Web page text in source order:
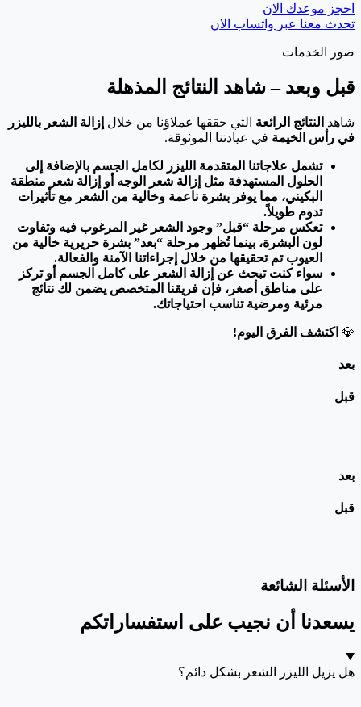
احجز موعدك الان
تحدث معنا عبر واتساب الان
صور الخدمات
قبل وبعد – شاهد النتائج المذهلة
شاهد النتائج الرائعة التي حققها عملاؤنا من خلال إزالة الشعر بالليزر
في رأس الخيمة في عيادتنا الموثوقة.
تشمل علاجاتنا المتقدمة الليزر لكامل الجسم بالإضافة إلى
الحلول المستهدفة مثل إزالة شعر الوجه أو إزالة شعر منطقة
البكيني، مما يوفر بشرة ناعمة وخالية من الشعر مع تأثيرات
تدوم طويلاً.
تعكس مرحلة “قبل” وجود الشعر غير المرغوب فيه وتفاوت
لون البشرة، بينما تُظهر مرحلة “بعد” بشرة حريرية خالية من
العيوب تم تحقيقها من خلال إجراءاتنا الآمنة والفعالة.
سواء كنت تبحث عن إزالة الشعر على كامل الجسم أو تركز
على مناطق أصغر، فإن فريقنا المتخصص يضمن لك نتائج
مرئية ومرضية تناسب احتياجاتك.
💎 اكتشف الفرق اليوم!
بعد
قبل
بعد
قبل
الأسئلة الشائعة
يسعدنا أن نجيب على استفساراتكم
هل يزيل الليزر الشعر بشكل دائم؟